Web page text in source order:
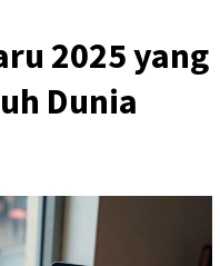
2025 yang
Dunia